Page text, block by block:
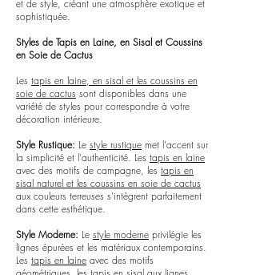
et de style, créant une atmosphère exotique et
sophistiquée.
Styles de Tapis en Laine, en Sisal et Coussins
en Soie de Cactus
Les tapis en laine, en sisal et les coussins en
soie de cactus sont disponibles dans une
variété de styles pour correspondre à votre
décoration intérieure.
Style Rustique: Le style rustique met l'accent sur
la simplicité et l'authenticité. Les tapis en laine
avec des motifs de campagne, les tapis en
sisal naturel et les coussins en soie de cactus
aux couleurs terreuses s'intègrent parfaitement
dans cette esthétique.
Style Moderne: Le style moderne privilégie les
lignes épurées et les matériaux contemporains.
Les tapis en laine avec des motifs